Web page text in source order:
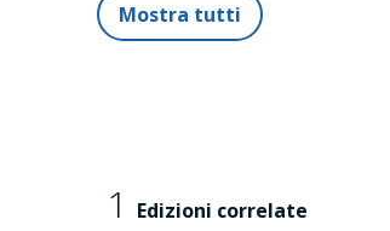
Mostra tutti
1 Edizioni correlate